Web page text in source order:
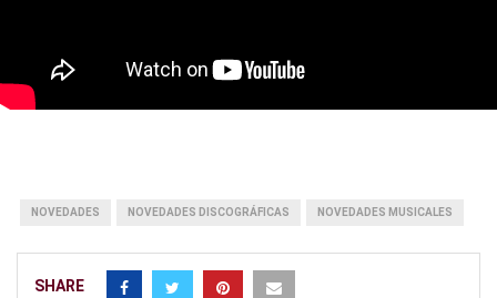
NOVEDADES NOVEDADES DISCOGRÁFICAS NOVEDADES MUSICALES
SHARE